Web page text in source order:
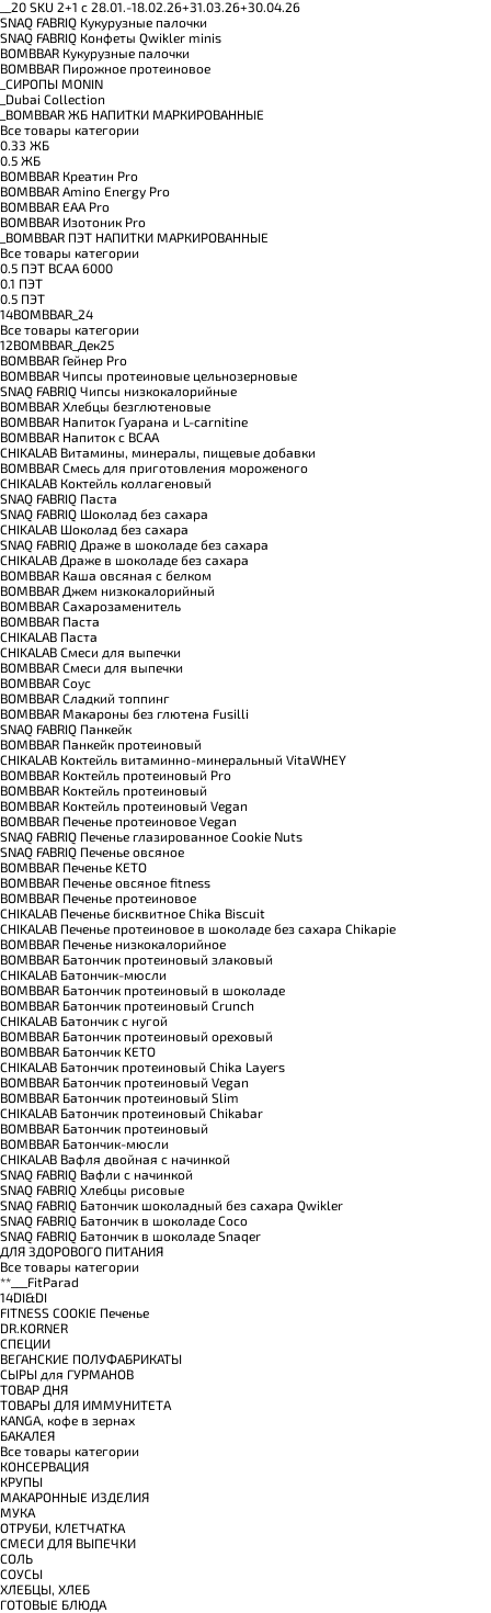
__20 SKU 2+1 с 28.01.-18.02.26+31.03.26+30.04.26
SNAQ FABRIQ Кукурузные палочки
SNAQ FABRIQ Конфеты Qwikler minis
BOMBBAR Кукурузные палочки
BOMBBAR Пирожное протеиновое
_CИРОПЫ MONIN
_Dubai Collection
_BOMBBAR ЖБ НАПИТКИ МАРКИРОВАННЫЕ
Все товары категории
0.33 ЖБ
0.5 ЖБ
BOMBBAR Креатин Pro
BOMBBAR Amino Energy Pro
BOMBBAR EAA Pro
BOMBBAR Изотоник Pro
_BOMBBAR ПЭТ НАПИТКИ МАРКИРОВАННЫЕ
Все товары категории
0.5 ПЭТ ВСАА 6000
0.1 ПЭТ
0.5 ПЭТ
14BOMBBAR_24
Все товары категории
12BOMBBAR_Дек25
BOMBBAR Гейнер Pro
BOMBBAR Чипсы протеиновые цельнозерновые
SNAQ FABRIQ Чипсы низкокалорийные
BOMBBAR Хлебцы безглютеновые
BOMBBAR Напиток Гуарана и L-carnitine
BOMBBAR Напиток с BCAA
CHIKALAB Витамины, минералы, пищевые добавки
BOMBBAR Смесь для приготовления мороженого
CHIKALAB Коктейль коллагеновый
SNAQ FABRIQ Паста
SNAQ FABRIQ Шоколад без сахара
CHIKALAB Шоколад без сахара
SNAQ FABRIQ Драже в шоколаде без сахара
CHIKALAB Драже в шоколаде без сахара
BOMBBAR Каша овсяная с белком
BOMBBAR Джем низкокалорийный
BOMBBAR Сахарозаменитель
BOMBBAR Паста
CHIKALAB Паста
CHIKALAB Смеси для выпечки
BOMBBAR Смеси для выпечки
BOMBBAR Соус
BOMBBAR Сладкий топпинг
BOMBBAR Макароны без глютена Fusilli
SNAQ FABRIQ Панкейк
BOMBBAR Панкейк протеиновый
CHIKALAB Коктейль витаминно-минеральный VitaWHEY
BOMBBAR Коктейль протеиновый Pro
BOMBBAR Коктейль протеиновый
BOMBBAR Коктейль протеиновый Vegan
BOMBBAR Печенье протеиновое Vegan
SNAQ FABRIQ Печенье глазированное Cookie Nuts
SNAQ FABRIQ Печенье овсяное
BOMBBAR Печенье KETO
BOMBBAR Печенье овсяное fitness
BOMBBAR Печенье протеиновое
CHIKALAB Печенье бисквитное Chika Biscuit
CHIKALAB Печенье протеиновое в шоколаде без сахара Chikapie
BOMBBAR Печенье низкокалорийное
BOMBBAR Батончик протеиновый злаковый
CHIKALAB Батончик-мюсли
BOMBBAR Батончик протеиновый в шоколаде
BOMBBAR Батончик протеиновый Crunch
CHIKALAB Батончик с нугой
BOMBBAR Батончик протеиновый ореховый
BOMBBAR Батончик KETO
CHIKALAB Батончик протеиновый Chika Layers
BOMBBAR Батончик протеиновый Vegan
BOMBBAR Батончик протеиновый Slim
CHIKALAB Батончик протеиновый Chikabar
BOMBBAR Батончик протеиновый
BOMBBAR Батончик-мюсли
CHIKALAB Вафля двойная с начинкой
SNAQ FABRIQ Вафли с начинкой
SNAQ FABRIQ Хлебцы рисовые
SNAQ FABRIQ Батончик шоколадный без сахара Qwikler
SNAQ FABRIQ Батончик в шоколаде Coco
SNAQ FABRIQ Батончик в шоколаде Snaqer
ДЛЯ ЗДОРОВОГО ПИТАНИЯ
Все товары категории
**___FitParad
14DI&DI
FITNESS COOKIE Печенье
DR.KORNER
СПЕЦИИ
ВЕГАНСКИЕ ПОЛУФАБРИКАТЫ
СЫРЫ для ГУРМАНОВ
TОВАР ДНЯ
TОВАРЫ ДЛЯ ИММУНИТЕТА
КANGA, кофе в зернах
БАКАЛЕЯ
Все товары категории
КОНСЕРВАЦИЯ
КРУПЫ
МАКАРОННЫЕ ИЗДЕЛИЯ
МУКА
ОТРУБИ, КЛЕТЧАТКА
СМЕСИ ДЛЯ ВЫПЕЧКИ
СОЛЬ
СОУСЫ
ХЛЕБЦЫ, ХЛЕБ
ГОТОВЫЕ БЛЮДА